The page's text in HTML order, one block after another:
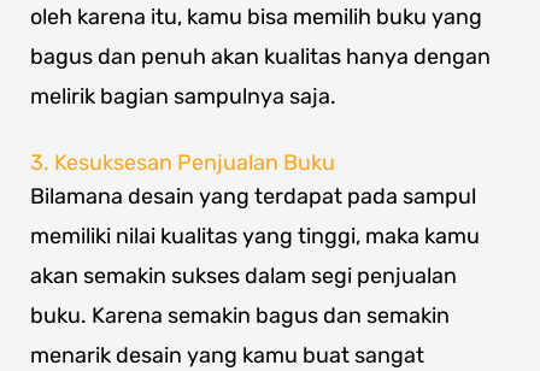
oleh karena itu, kamu bisa memilih buku yang
bagus dan penuh akan kualitas hanya dengan
melirik bagian sampulnya saja.
3. Kesuksesan Penjualan Buku
Bilamana desain yang terdapat pada sampul
memiliki nilai kualitas yang tinggi, maka kamu
akan semakin sukses dalam segi penjualan
buku. Karena semakin bagus dan semakin
menarik desain yang kamu buat sangat